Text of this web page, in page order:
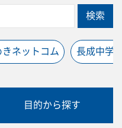
検索
きネットコム 長成中学
目的から探す